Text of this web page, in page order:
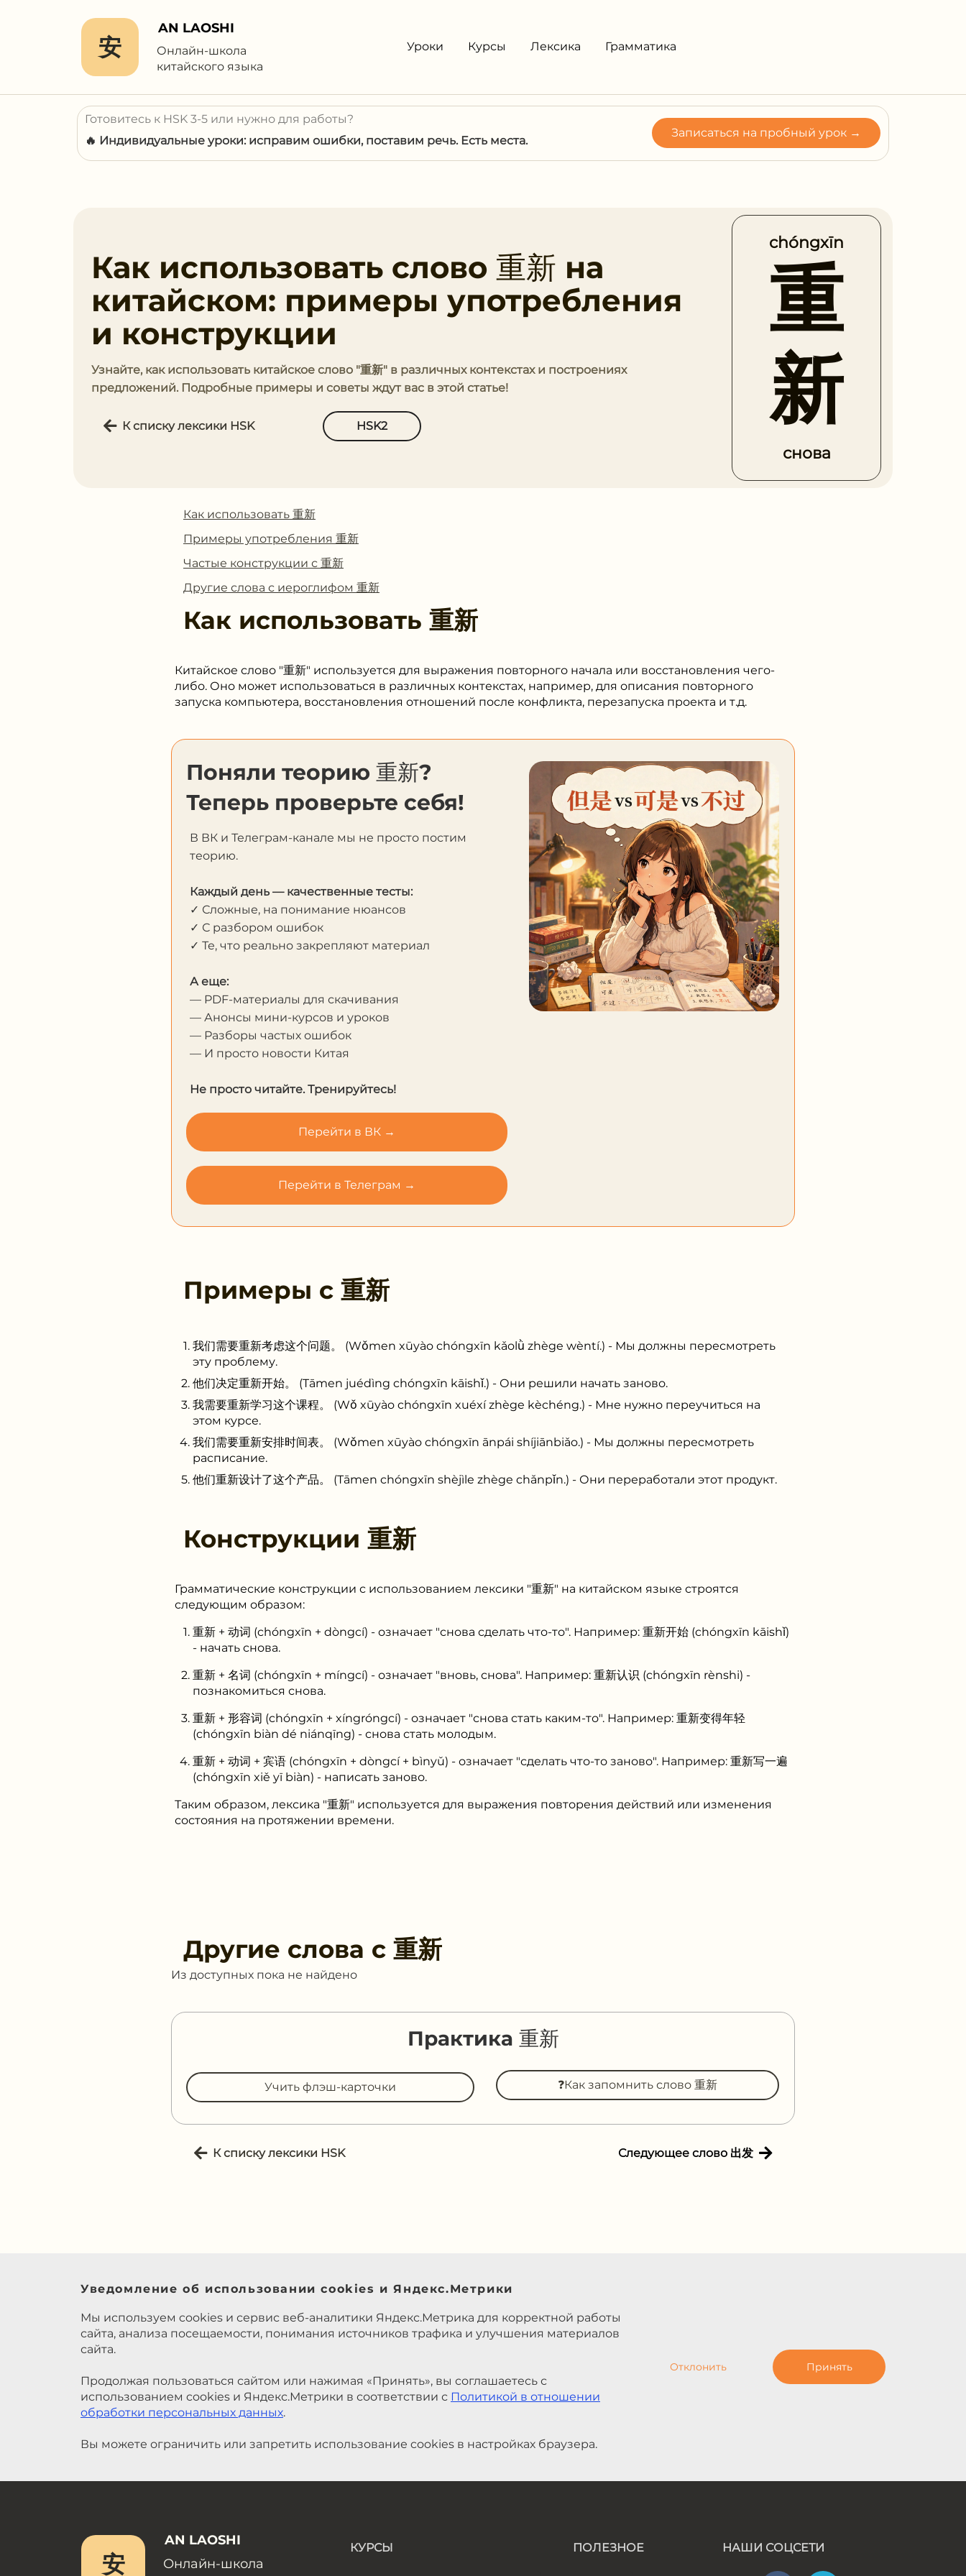
安
AN LAOSHI
Онлайн-школа
китайского языка
Уроки Курсы Лексика Грамматика
Готовитесь к HSK 3-5 или нужно для работы?
🔥 Индивидуальные уроки: исправим ошибки, поставим речь. Есть места.
Записаться на пробный урок →
Как использовать слово 重新 на
китайском: примеры употребления
и конструкции
Узнайте, как использовать китайское слово "重新" в различных контекстах и построениях
предложений. Подробные примеры и советы ждут вас в этой статье!
К списку лексики HSK HSK2
chóngxīn
重
新
снова
Как использовать 重新
Примеры употребления 重新
Частые конструкции с 重新
Другие слова с иероглифом 重新
Как использовать 重新
Китайское слово "重新" используется для выражения повторного начала или восстановления чего-
либо. Оно может использоваться в различных контекстах, например, для описания повторного
запуска компьютера, восстановления отношений после конфликта, перезапуска проекта и т.д.
Поняли теорию 重新?
Теперь проверьте себя!
В ВК и Телеграм-канале мы не просто постим
теорию.
Каждый день — качественные тесты:
✓ Сложные, на понимание нюансов
✓ С разбором ошибок
✓ Те, что реально закрепляют материал
А еще:
— PDF-материалы для скачивания
— Анонсы мини-курсов и уроков
— Разборы частых ошибок
— И просто новости Китая
Не просто читайте. Тренируйтесь!
Перейти в ВК →
Перейти в Телеграм →
Примеры с 重新
我们需要重新考虑这个问题。 (Wǒmen xūyào chóngxīn kǎolǜ zhège wèntí.) - Мы должны пересмотреть
эту проблему.
他们决定重新开始。 (Tāmen juédìng chóngxīn kāishǐ.) - Они решили начать заново.
我需要重新学习这个课程。 (Wǒ xūyào chóngxīn xuéxí zhège kèchéng.) - Мне нужно переучиться на
этом курсе.
我们需要重新安排时间表。 (Wǒmen xūyào chóngxīn ānpái shíjiānbiǎo.) - Мы должны пересмотреть
расписание.
他们重新设计了这个产品。 (Tāmen chóngxīn shèjìle zhège chǎnpǐn.) - Они переработали этот продукт.
Конструкции 重新
Грамматические конструкции с использованием лексики "重新" на китайском языке строятся
следующим образом:
重新 + 动词 (chóngxīn + dòngcí) - означает "снова сделать что-то". Например: 重新开始 (chóngxīn kāishǐ)
- начать снова.
重新 + 名词 (chóngxīn + míngcí) - означает "вновь, снова". Например: 重新认识 (chóngxīn rènshi) -
познакомиться снова.
重新 + 形容词 (chóngxīn + xíngróngcí) - означает "снова стать каким-то". Например: 重新变得年轻
(chóngxīn biàn dé niánqīng) - снова стать молодым.
重新 + 动词 + 宾语 (chóngxīn + dòngcí + bìnyǔ) - означает "сделать что-то заново". Например: 重新写一遍
(chóngxīn xiě yī biàn) - написать заново.
Таким образом, лексика "重新" используется для выражения повторения действий или изменения
состояния на протяжении времени.
Другие слова с 重新
Из доступных пока не найдено
Практика 重新
Учить флэш-карточки ❓Как запомнить слово 重新
К списку лексики HSK Следующее слово 出发
Уведомление об использовании cookies и Яндекс.Метрики
Мы используем cookies и сервис веб-аналитики Яндекс.Метрика для корректной работы
сайта, анализа посещаемости, понимания источников трафика и улучшения материалов
сайта.
Продолжая пользоваться сайтом или нажимая «Принять», вы соглашаетесь с
использованием cookies и Яндекс.Метрики в соответствии с Политикой в отношении
обработки персональных данных.
Вы можете ограничить или запретить использование cookies в настройках браузера.
Отклонить Принять
安
AN LAOSHI
Онлайн-школа
КУРСЫ ПОЛЕЗНОЕ НАШИ СОЦСЕТИ